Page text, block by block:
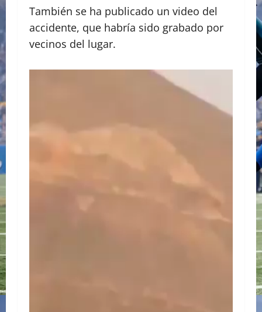
También se ha publicado un video del
accidente, que habría sido grabado por
vecinos del lugar.